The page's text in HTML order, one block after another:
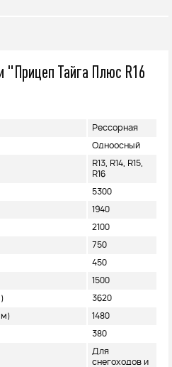
"Прицеп Тайга Плюс R16
Рессорная
Одноосный
R13, R14, R15,
R16
5300
1940
2100
750
450
1500
3620
1480
380
Для
снегоходов и